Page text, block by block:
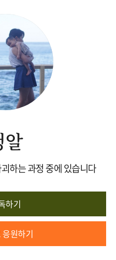
알
하는 과정 중에 있습니다
하기
응원하기